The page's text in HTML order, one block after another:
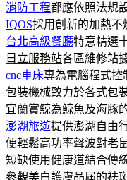
消防工程都應依照法規
IQOS採用創新的加熱不
台北高級餐廳特意精選
日立服務站各區維修站
cnc車床專為電腦程式控
包裝機械致力於各式包
宜蘭賞鯨為鯨魚及海豚
澎湖旅遊提供澎湖自由
便輕鬆高功率聲波對老
短缺使用健康道結合傳
參觀美白護膚品屆的祛